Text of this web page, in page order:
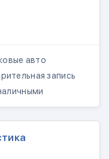
авто
запись